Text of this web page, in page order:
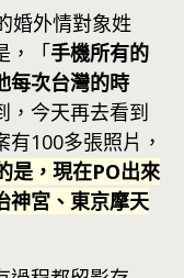
婚外情對象姓
，「手機所有的
每次台灣的時
，今天再去看到
有100多張照片，
是，現在PO出來
神宮、東京摩天